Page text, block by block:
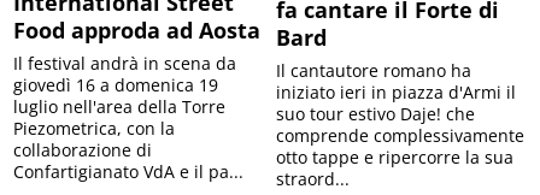
Food approda ad Aosta
Il festival andrà in scena da
giovedì 16 a domenica 19
luglio nell'area della Torre
Piezometrica, con la
collaborazione di
Confartigianato VdA e il pa...
fa cantare il Forte di
Bard
Il cantautore romano ha
iniziato ieri in piazza d'Armi il
suo tour estivo Daje! che
comprende complessivamente
otto tappe e ripercorre la sua
straord...